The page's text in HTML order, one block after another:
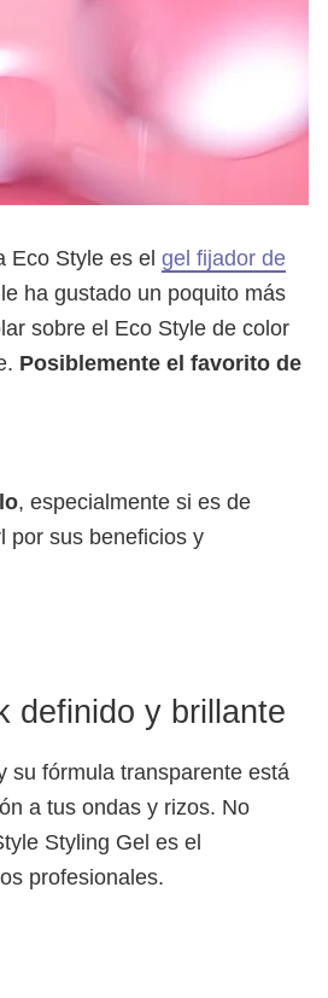
Eco Style es el gel fijador de
ha gustado un poquito más
sobre el Eco Style de color
Posiblemente el favorito de
, especialmente si es de
por sus beneficios y
definido y brillante
su fórmula transparente está
a tus ondas y rizos. No
Styling Gel es el
profesionales.